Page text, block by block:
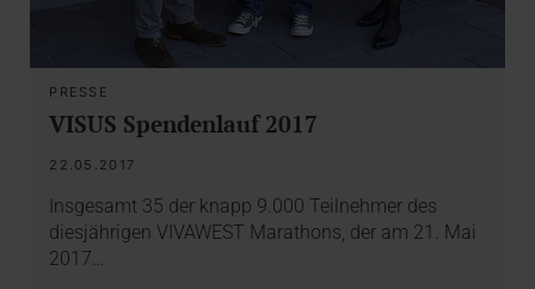
PRESSE
VISUS Spendenlauf 2017
22.05.2017
Insgesamt 35 der knapp 9.000 Teilnehmer des
diesjährigen VIVAWEST Marathons, der am 21. Mai
2017…